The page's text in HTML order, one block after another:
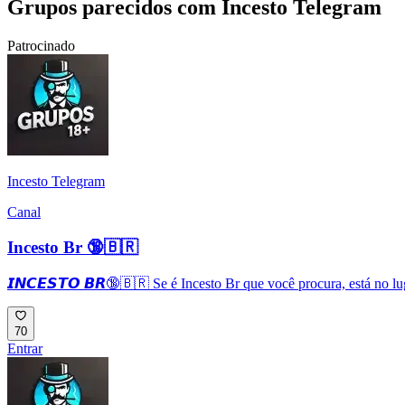
Grupos parecidos com Incesto Telegram
Patrocinado
Incesto Telegram
Canal
Incesto Br 🔞🇧🇷
𝙄𝙉𝘾𝙀𝙎𝙏𝙊 𝘽𝙍🔞🇧🇷 Se é Incesto Br que você procura, está no
70
Entrar